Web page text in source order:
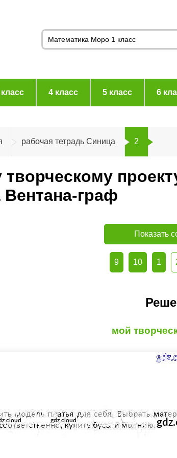
4 класс 5 класс 6
рабочая тетрадь Синица 2
граф
Показать
9 10 1
мой